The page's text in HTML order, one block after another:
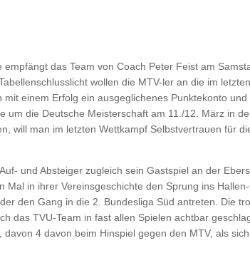
das Team von Coach Peter Feist am
wollen die MTV-ler an die im
einem Erfolg ein ausgeglichenes Punktekonto und
die Deutsche Meisterschaft am 11./12. März in
will man im letzten Wettkampf Selbstvertrauen für
und Absteiger zugleich sein Gastspiel an der
Mal in ihrer Vereinsgeschichte den Sprung ins
den Gang in die 2. Bundesliga Süd antreten. Die
das TVU-Team in fast allen Spielen achtbar
4 davon beim Hinspiel gegen den MTV, als